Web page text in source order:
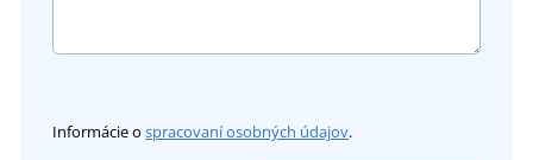
Informácie o spracovaní osobných údajov.